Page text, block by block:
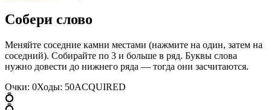
Собери слово
Меняйте соседние камни местами (нажмите на один, затем на
соседний). Собирайте по 3 и больше в ряд. Буквы слова
нужно довести до нижнего ряда — тогда они засчитаются.
Очки: 0Ходы: 50ACQUIRED
💍